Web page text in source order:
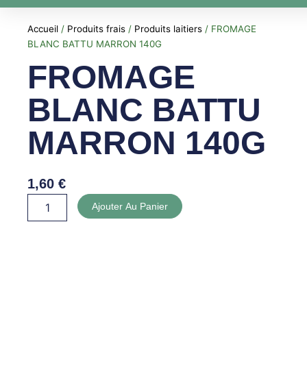
Accueil / Produits frais / Produits laitiers / FROMAGE
BLANC BATTU MARRON 140G
FROMAGE
BLANC BATTU
MARRON 140G
1,60€
Ajouter Au Panier